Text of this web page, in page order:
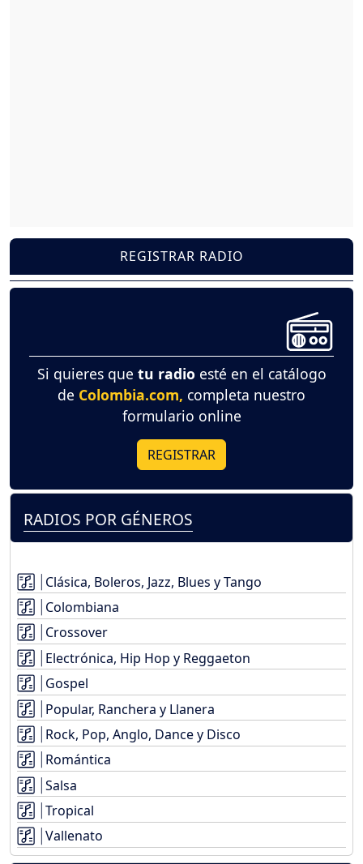
REGISTRAR RADIO
Si quieres que tu radio esté en el catálogo
de Colombia.com, completa nuestro
formulario online
REGISTRAR
RADIOS POR GÉNEROS
Clásica, Boleros, Jazz, Blues y Tango
Colombiana
Crossover
Electrónica, Hip Hop y Reggaeton
Gospel
Popular, Ranchera y Llanera
Rock, Pop, Anglo, Dance y Disco
Romántica
Salsa
Tropical
Vallenato